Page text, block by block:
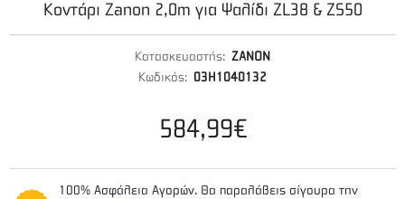
Κοντάρι Zanon 2,0m για Ψαλίδι ZL38 & ZS50
Κατασκευαστής: ZANON
Κωδικός: 03H1040132
584,99€
100% Ασφάλεια Αγορών. Θα παραλάβεις σίγουρα την